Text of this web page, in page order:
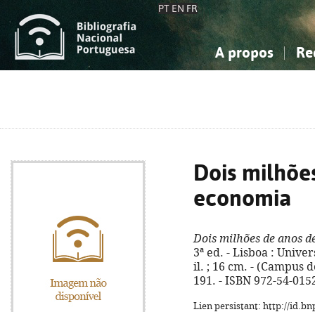
PT EN FR
A propos
Dois
economia
Dois milhões de anos
3ª ed. - Lisboa :
il. ; 16 cm. - (Campus
191. - ISBN 972-54-
Lien persistant: http://